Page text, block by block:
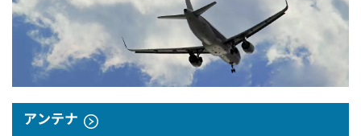
アンテナ